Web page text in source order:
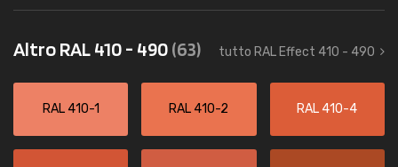
Altro RAL 410 - 490(63) tutto RAL Effect 410 - 490
RAL 410-1 RAL 410-2 RAL 410-4